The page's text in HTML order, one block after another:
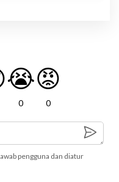
😭
0
😡
0
pengguna dan diatur